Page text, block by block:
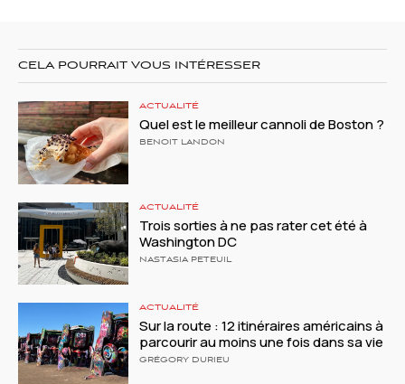
CELA POURRAIT VOUS INTÉRESSER
ACTUALITÉ
Quel est le meilleur cannoli de Boston ?
BENOIT LANDON
ACTUALITÉ
Trois sorties à ne pas rater cet été à
Washington DC
NASTASIA PETEUIL
ACTUALITÉ
Sur la route : 12 itinéraires américains à
parcourir au moins une fois dans sa vie
GRÉGORY DURIEU